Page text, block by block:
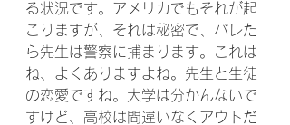
る状況です。アメリカでもそれが起
こりますが、それは秘密で、バレた
ら先生は警察に捕まります。これは
ね、よくありますよね。先生と生徒
の恋愛ですね。大学は分かんないで
すけど、高校は間違いなくアウトだ